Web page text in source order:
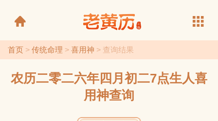
老黄历
首页> 传统命理 > 喜用神 > 查询结果
农历二零二六年四月初二7点生人喜
用神查询